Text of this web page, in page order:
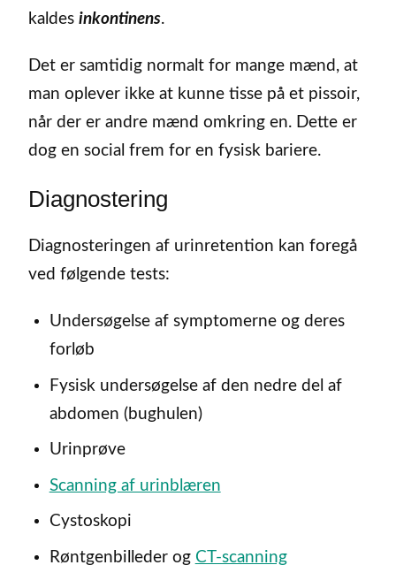
kaldes inkontinens.
Det er samtidig normalt for mange mænd, at
man oplever ikke at kunne tisse på et pissoir,
når der er andre mænd omkring en. Dette er
dog en social frem for en fysisk bariere.
Diagnostering
Diagnosteringen af urinretention kan foregå
ved følgende tests:
Undersøgelse af symptomerne og deres
forløb
Fysisk undersøgelse af den nedre del af
abdomen (bughulen)
Urinprøve
Scanning af urinblæren
Cystoskopi
Røntgenbilleder og CT-scanning